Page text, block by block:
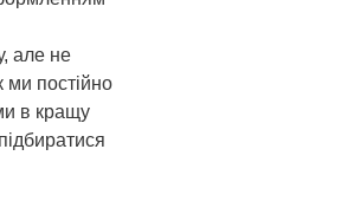
але не
ми постійно
в кращу